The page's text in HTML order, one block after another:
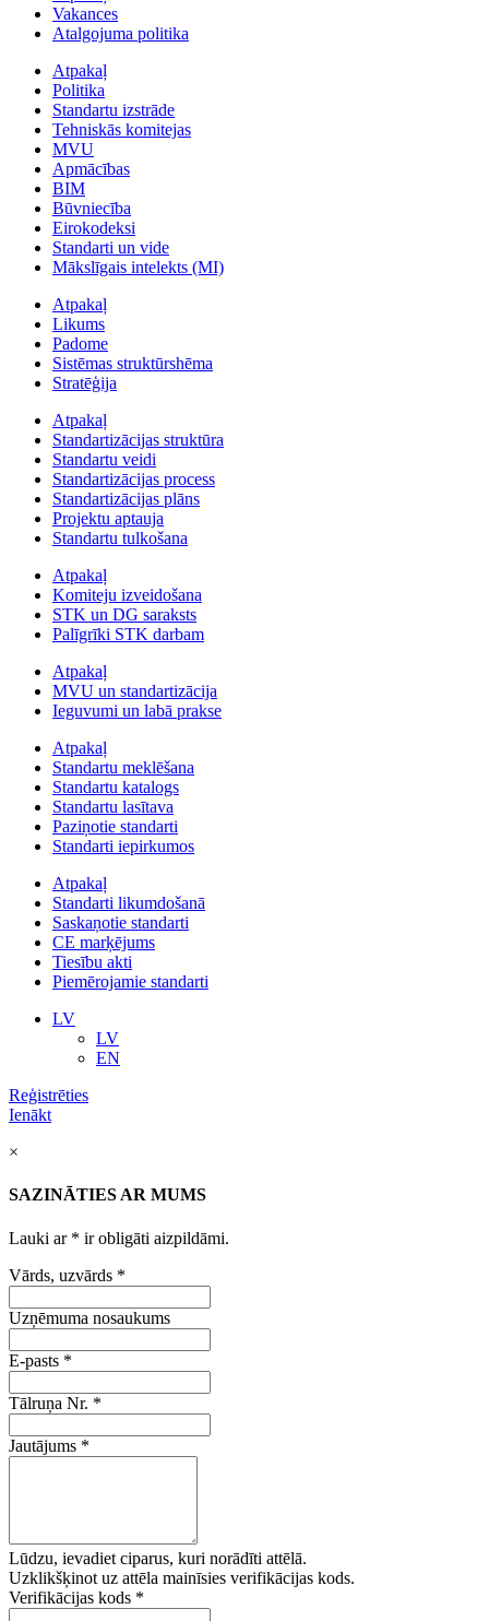
Vakances
Atalgojuma politika
Atpakaļ
Politika
Standartu izstrāde
Tehniskās komitejas
MVU
Apmācības
BIM
Būvniecība
Eirokodeksi
Standarti un vide
Mākslīgais intelekts (MI)
Atpakaļ
Likums
Padome
Sistēmas struktūrshēma
Stratēģija
Atpakaļ
Standartizācijas struktūra
Standartu veidi
Standartizācijas process
Standartizācijas plāns
Projektu aptauja
Standartu tulkošana
Atpakaļ
Komiteju izveidošana
STK un DG saraksts
Palīgrīki STK darbam
Atpakaļ
MVU un standartizācija
Ieguvumi un labā prakse
Atpakaļ
Standartu meklēšana
Standartu katalogs
Standartu lasītava
Paziņotie standarti
Standarti iepirkumos
Atpakaļ
Standarti likumdošanā
Saskaņotie standarti
CE marķējums
Tiesību akti
Piemērojamie standarti
LV
LV
EN
Reģistrēties
Ienākt
×
SAZINĀTIES AR MUMS
Lauki ar * ir obligāti aizpildāmi.
Vārds, uzvārds *
Uzņēmuma nosaukums
E-pasts *
Tālruņa Nr. *
Jautājums *
Lūdzu, ievadiet ciparus, kuri norādīti attēlā.
Uzklikšķinot uz attēla mainīsies verifikācijas kods.
Verifikācijas kods *